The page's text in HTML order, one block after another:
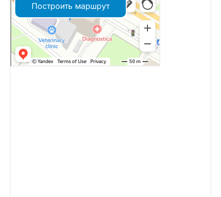
Построить маршрут